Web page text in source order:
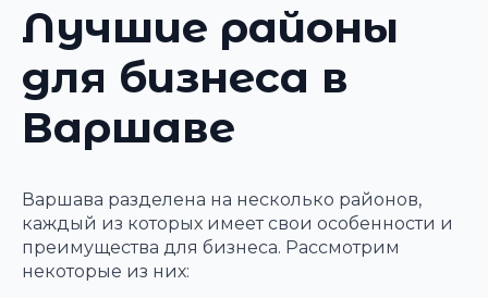
Лучшие районы
для бизнеса в
Варшаве
Варшава разделена на несколько районов,
каждый из которых имеет свои особенности и
преимущества для бизнеса. Рассмотрим
некоторые из них: